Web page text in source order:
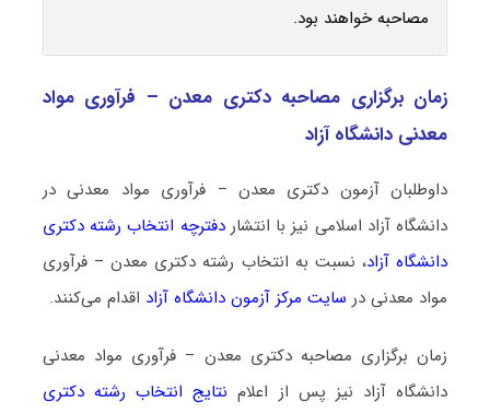
مصاحبه خواهند بود.
زمان برگزاری مصاحبه دکتری معدن – فرآوری مواد
معدنی دانشگاه آزاد
داوطلبان آزمون دکتری معدن – فرآوری مواد معدنی در
دانشگاه آزاد اسلامی نیز با انتشاردفترچه انتخاب رشته دکتری
دانشگاه آزاد، نسبت به انتخاب رشته دکتری معدن – فرآوری
مواد معدنی در سایت مرکز آزمون دانشگاه آزاد اقدام می‌کنند.
زمان برگزاری مصاحبه دکتری معدن – فرآوری مواد معدنی
دانشگاه آزاد نیز پس از اعلام نتایج انتخاب رشته دکتری